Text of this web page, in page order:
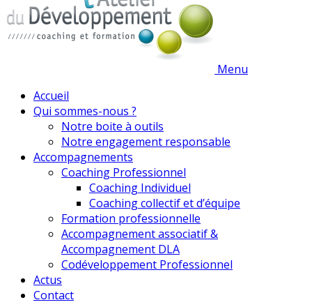
Menu
Accueil
Qui sommes-nous ?
Notre boite à outils
Notre engagement responsable
Accompagnements
Coaching Professionnel
Coaching Individuel
Coaching collectif et d’équipe
Formation professionnelle
Accompagnement associatif &
Accompagnement DLA
Codéveloppement Professionnel
Actus
Contact